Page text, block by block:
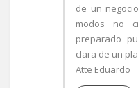
de un
modos no
preparado
clara de un
Atte Eduardo